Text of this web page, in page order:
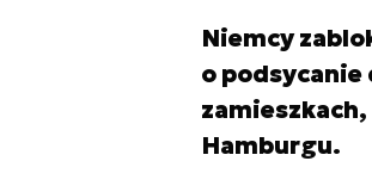
Niemcy
o podsycanie
Hamburgu.